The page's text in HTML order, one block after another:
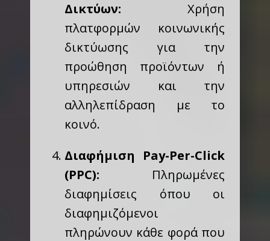
Δικτύων: Χρήση
πλατφορμών κοινωνικής
δικτύωσης για την
προώθηση προϊόντων ή
υπηρεσιών και την
αλληλεπίδραση με το
κοινό.
Διαφήμιση Pay-Per-Click
(PPC): Πληρωμένες
διαφημίσεις όπου οι
διαφημιζόμενοι
πληρώνουν κάθε φορά που